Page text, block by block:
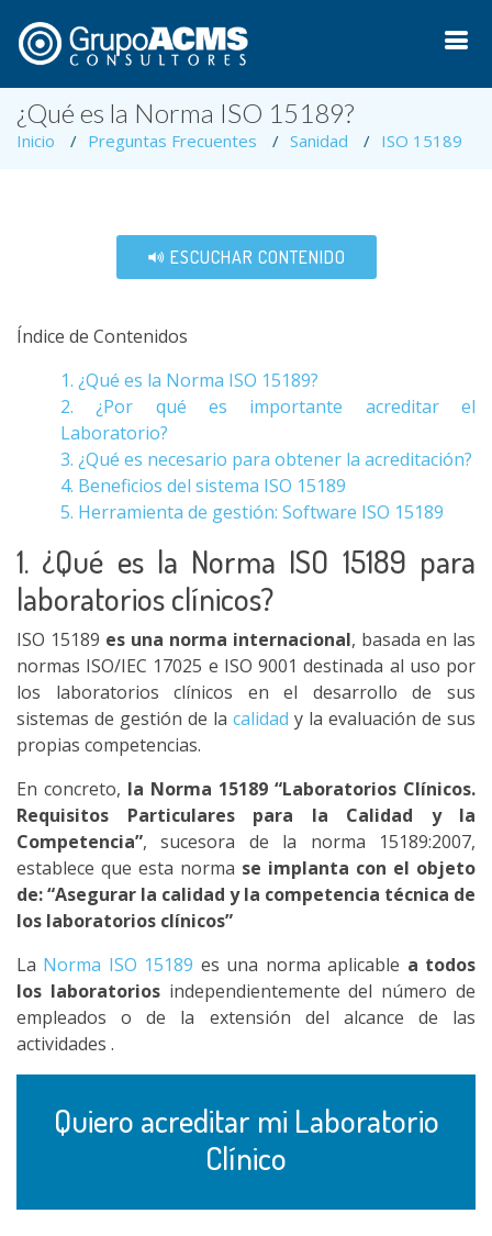
¿Qué es la Norma ISO 15189?
Inicio Preguntas Frecuentes Sanidad ISO 15189
ESCUCHAR CONTENIDO
Índice de Contenidos
1. ¿Qué es la Norma ISO 15189?
2. ¿Por qué es importante acreditar el
Laboratorio?
3. ¿Qué es necesario para obtener la acreditación?
4. Beneficios del sistema ISO 15189
5. Herramienta de gestión: Software ISO 15189
1. ¿Qué es la Norma ISO 15189 para
laboratorios clínicos?
ISO 15189 es una norma internacional, basada en las
normas ISO/IEC 17025 e ISO 9001 destinada al uso por
los laboratorios clínicos en el desarrollo de sus
sistemas de gestión de la calidad y la evaluación de sus
propias competencias.
En concreto, la Norma 15189 “Laboratorios Clínicos.
Requisitos Particulares para la Calidad y la
Competencia”, sucesora de la norma 15189:2007,
establece que esta norma se implanta con el objeto
de: “Asegurar la calidad y la competencia técnica de
los laboratorios clínicos”
La Norma ISO 15189 es una norma aplicable a todos
los laboratoriosindependientemente del número de
empleados o de la extensión del alcance de las
actividades .
Quiero acreditar mi Laboratorio
Clínico